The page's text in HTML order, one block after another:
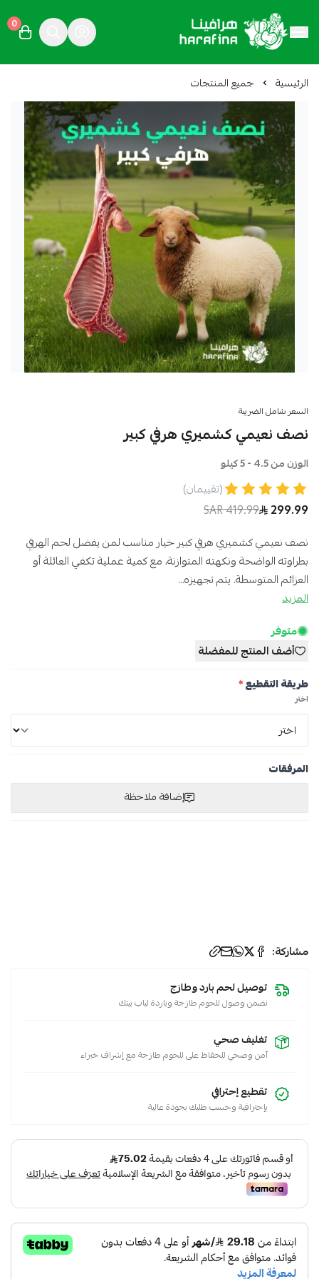
هرافينا
0
الرئيسية جميع المنتجات
السعر شامل الضريبة
نصف نعيمي كشميري هرفي كبير
الوزن من 4.5 - 5 كيلو
(تقييمان)
299.99
419.99 SAR
نصف نعيمي كشميري هرفي كبير خيار مناسب لمن يفضل لحم الهرفي
بطراوته الواضحة ونكهته المتوازنة، مع كمية عملية تكفي العائلة أو
العزائم المتوسطة. يتم تجهيزه...
المزيد
متوفر
أضف المنتج للمفضلة
طريقة التقطيع*
اختر
المرفقات
إضافة ملاحظة
الوسوم:
كشميري
نعيمي
لحم
هرفي
هرفي
لحم
لحم
نعيمي
مشاركة:
توصيل لحم بارد وطازج
نضمن وصول للحوم طازجة وباردة لباب بيتك
تغليف صحي
آمن وصحي للحفاظ على للحوم طازجة مع إشراف خبراء
تقطيع إحترافي
بإحترافية وحسب طلبك بجودة عالية